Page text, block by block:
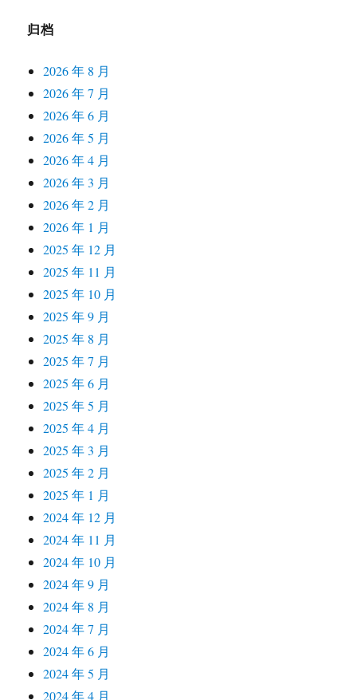
归档
2026 年 8 月
2026 年 7 月
2026 年 6 月
2026 年 5 月
2026 年 4 月
2026 年 3 月
2026 年 2 月
2026 年 1 月
2025 年 12 月
2025 年 11 月
2025 年 10 月
2025 年 9 月
2025 年 8 月
2025 年 7 月
2025 年 6 月
2025 年 5 月
2025 年 4 月
2025 年 3 月
2025 年 2 月
2025 年 1 月
2024 年 12 月
2024 年 11 月
2024 年 10 月
2024 年 9 月
2024 年 8 月
2024 年 7 月
2024 年 6 月
2024 年 5 月
2024 年 4 月